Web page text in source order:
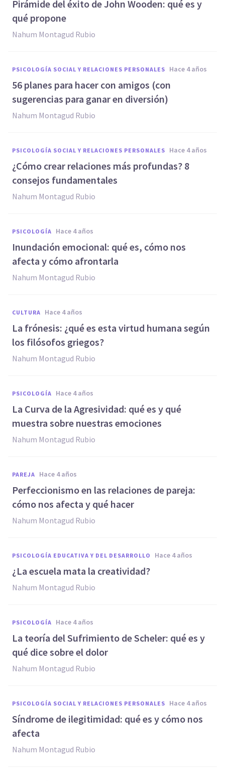
Pirámide del éxito de John Wooden: qué es y
qué propone
Nahum Montagud Rubio
PSICOLOGÍA SOCIAL Y RELACIONES PERSONALES hace 4 años
56 planes para hacer con amigos (con
sugerencias para ganar en diversión)
Nahum Montagud Rubio
PSICOLOGÍA SOCIAL Y RELACIONES PERSONALES hace 4 años
¿Cómo crear relaciones más profundas? 8
consejos fundamentales
Nahum Montagud Rubio
PSICOLOGÍA hace 4 años
Inundación emocional: qué es, cómo nos
afecta y cómo afrontarla
Nahum Montagud Rubio
CULTURA hace 4 años
La frónesis: ¿qué es esta virtud humana según
los filósofos griegos?
Nahum Montagud Rubio
PSICOLOGÍA hace 4 años
La Curva de la Agresividad: qué es y qué
muestra sobre nuestras emociones
Nahum Montagud Rubio
PAREJA hace 4 años
Perfeccionismo en las relaciones de pareja:
cómo nos afecta y qué hacer
Nahum Montagud Rubio
PSICOLOGÍA EDUCATIVA Y DEL DESARROLLO hace 4 años
¿La escuela mata la creatividad?
Nahum Montagud Rubio
PSICOLOGÍA hace 4 años
La teoría del Sufrimiento de Scheler: qué es y
qué dice sobre el dolor
Nahum Montagud Rubio
PSICOLOGÍA SOCIAL Y RELACIONES PERSONALES hace 4 años
Síndrome de ilegitimidad: qué es y cómo nos
afecta
Nahum Montagud Rubio